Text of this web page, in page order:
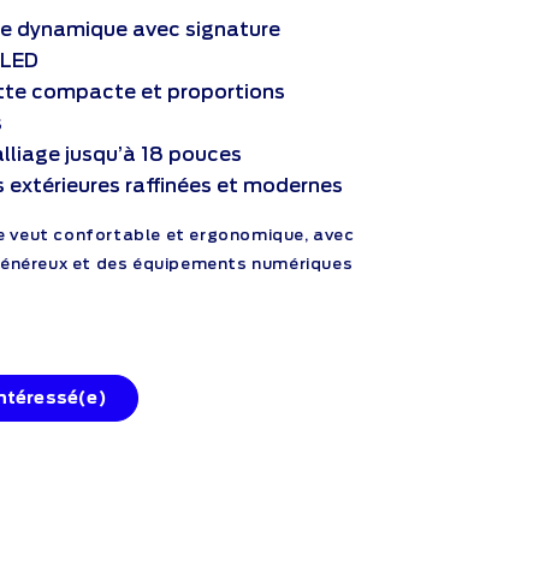
dynamique avec signature
compacte et proportions
jusqu’à 18 pouces
extérieures raffinées et modernes
veut confortable et ergonomique, avec
et des équipements numériques